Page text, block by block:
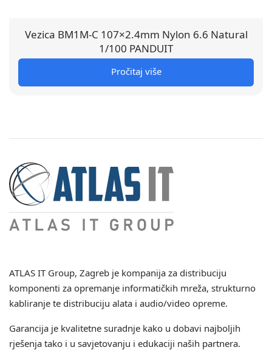
Vezica BM1M-C 107×2.4mm Nylon 6.6 Natural
1/100 PANDUIT
Pročitaj više
ATLAS IT Group, Zagreb je kompanija za distribuciju
komponenti za opremanje informatičkih mreža, strukturno
kabliranje te distribuciju alata i audio/video opreme.
Garancija je kvalitetne suradnje kako u dobavi najboljih
rješenja tako i u savjetovanju i edukaciji naših partnera.